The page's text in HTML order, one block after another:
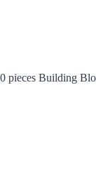
pieces Building